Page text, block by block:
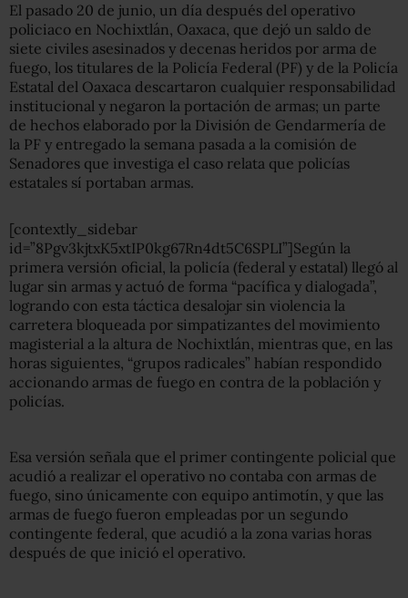
El pasado 20 de junio, un día después del operativo
policiaco en Nochixtlán, Oaxaca, que dejó un saldo de
siete civiles asesinados y decenas heridos por arma de
fuego, los titulares de la Policía Federal (PF) y de la Policía
Estatal del Oaxaca descartaron cualquier responsabilidad
institucional y negaron la portación de armas; un parte
de hechos elaborado por la División de Gendarmería de
la PF y entregado la semana pasada a la comisión de
Senadores que investiga el caso relata que policías
estatales sí portaban armas.
[contextly_sidebar
id=”8Pgv3kjtxK5xtIP0kg67Rn4dt5C6SPLI”]Según la
primera versión oficial, la policía (federal y estatal) llegó al
lugar sin armas y actuó de forma “pacífica y dialogada”,
logrando con esta táctica desalojar sin violencia la
carretera bloqueada por simpatizantes del movimiento
magisterial a la altura de Nochixtlán, mientras que, en las
horas siguientes, “grupos radicales” habían respondido
accionando armas de fuego en contra de la población y
policías.
Esa versión señala que el primer contingente policial que
acudió a realizar el operativo no contaba con armas de
fuego, sino únicamente con equipo antimotín, y que las
armas de fuego fueron empleadas por un segundo
contingente federal, que acudió a la zona varias horas
después de que inició el operativo.